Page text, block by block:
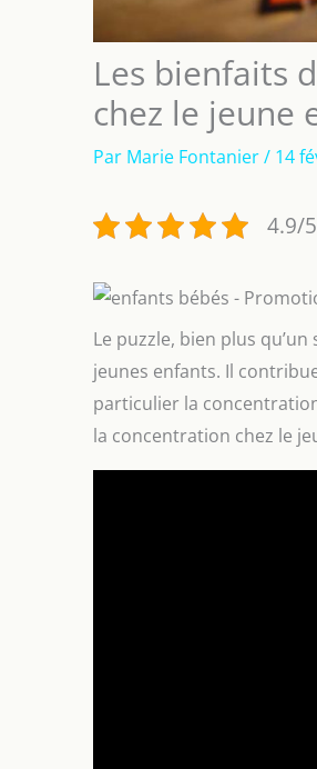
Les bienfaits
chez le jeune
Par Marie Fontanier/ 14
4.9/
Le puzzle, bien plus
jeunes enfants. Il
particulier la
la concentration chez le